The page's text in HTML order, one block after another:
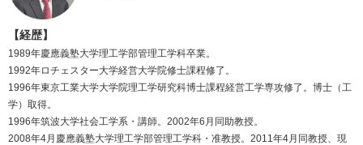
【経歴】
1989年慶應義塾大学理工学部管理工学科卒業。
1992年ロチェスター大学経営大学院修士課程修了。
1996年東京工業大学大学院理工学研究科博士課程経営工学専攻修了。博士（工
学）取得。
1996年筑波大学社会工学系・講師。2002年6月同助教授。
2008年4月慶應義塾大学理工学部管理工学科・准教授。2011年4月同教授、現